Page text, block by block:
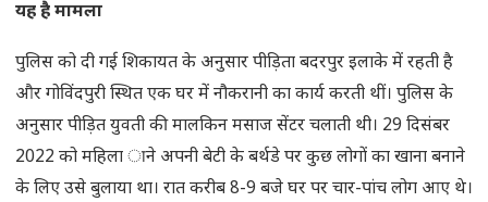
यह है मामला
पुलिस को दी गई शिकायत के अनुसार पीड़िता बदरपुर इलाके में रहती है
और गोविंदपुरी स्थित एक घर में नौकरानी का कार्य करती थीं। पुलिस के
अनुसार पीड़ित युवती की मालकिन मसाज सेंटर चलाती थी। 29 दिसंबर
2022 को महिला ाने अपनी बेटी के बर्थडे पर कुछ लोगों का खाना बनाने
के लिए उसे बुलाया था। रात करीब 8-9 बजे घर पर चार-पांच लोग आए थे।